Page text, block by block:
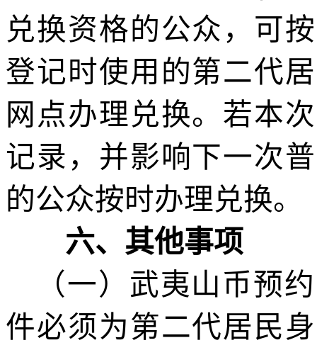
兑换资格的公众，可
登记时使用的第二代
网点办理兑换。 若本
记录，并影响下一次
的公众按时办理兑换。
六、其他事项
（一） 武夷山币预
件必须为第二代居民